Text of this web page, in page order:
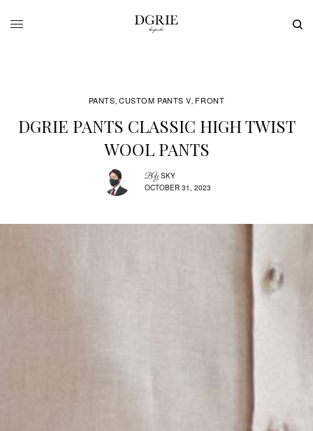
PANTS, CUSTOM PANTS V, FRONT
DGRIE PANTS CLASSIC HIGH TWIST
WOOL PANTS
BY SKY
OCTOBER 31, 2023